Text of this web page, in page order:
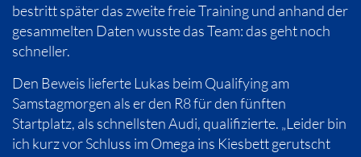
bestritt später das zweite freie Training und anhand der
gesammelten Daten wusste das Team: das geht noch
schneller.
Den Beweis lieferte Lukas beim Qualifying am
Samstagmorgen als er den R8 für den fünften
Startplatz, als schnellsten Audi, qualifizierte. „Leider bin
ich kurz vor Schluss im Omega ins Kiesbett gerutscht